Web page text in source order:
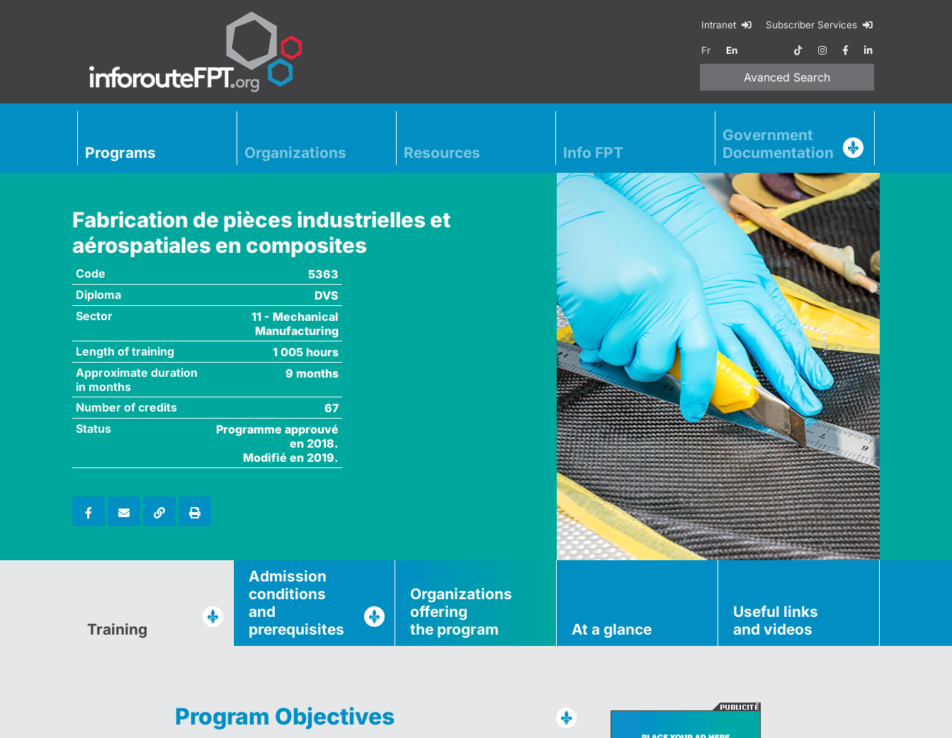
Intranet Subscriber Services
Fr En
Avanced Search
Programs Organizations Resources Info FPT
Government
Documentation
Fabrication de pièces industrielles et
aérospatiales en composites
Code
5363
Diploma
DVS
Sector
11 - Mechanical
Manufacturing
Length of training
1 005 hours
Approximate duration
in months
9 months
Number of credits
67
Status
Programme approuvé
en 2018.
Modifié en 2019.
Training
Admission
conditions
and
prerequisites
Organizations
offering
the program
At a glance
Useful links
and videos
Program Objectives